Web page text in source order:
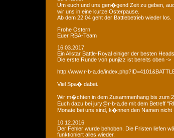
Um euch und uns gen�gend Zeit zu geben,
wir uns in eine kurze Osterpause.
Ab dem 22.04 geht der Battlebetrieb wieder los.
Frohe Ostern
Euer RBA-Team
16.03.2017
Ein Allstar Battle-Royal einiger der besten
Die erste Runde von punjizz ist bereits oben ->
http://www.r-b-a.de/
Viel Spa� dabei.
Wir m�chten in dem Zusammenhang bis zum
Euch dazu bei jury@r-b-a.de mit dem Betreff
Monate bei uns sind, k�nnen den Namen nicht
10.12.2016
Der Fehler wurde behoben. Die Fristen liefen
funktioniert alles wieder.